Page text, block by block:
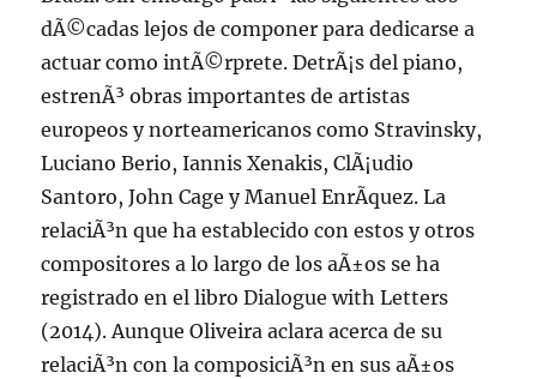
dÃ©cadas lejos de componer para dedicarse a
actuar como intÃ©rprete. DetrÃ¡s del piano,
estrenÃ³ obras importantes de artistas
europeos y norteamericanos como Stravinsky,
Luciano Berio, Iannis Xenakis, ClÃ¡udio
Santoro, John Cage y Manuel EnrÃ­quez. La
relaciÃ³n que ha establecido con estos y otros
compositores a lo largo de los aÃ±os se ha
registrado en el libro Dialogue with Letters
(2014). Aunque Oliveira aclara acerca de su
relaciÃ³n con la composiciÃ³n en sus aÃ±os